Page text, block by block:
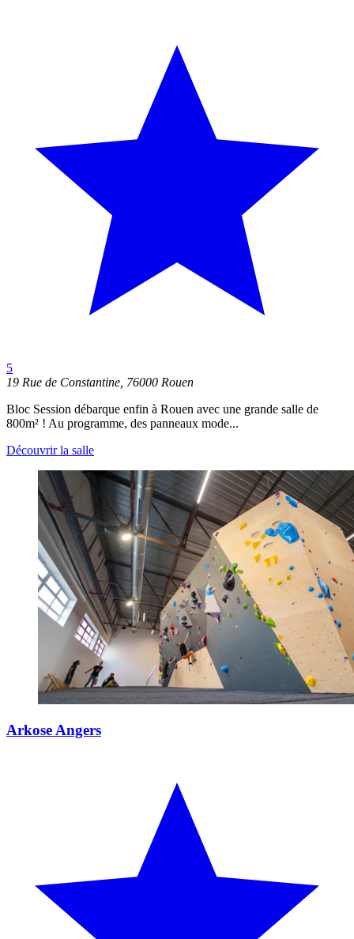
5
19 Rue de Constantine, 76000 Rouen
Bloc Session débarque enfin à Rouen avec une grande salle de
800m² ! Au programme, des panneaux mode...
Découvrir la salle
Arkose Angers